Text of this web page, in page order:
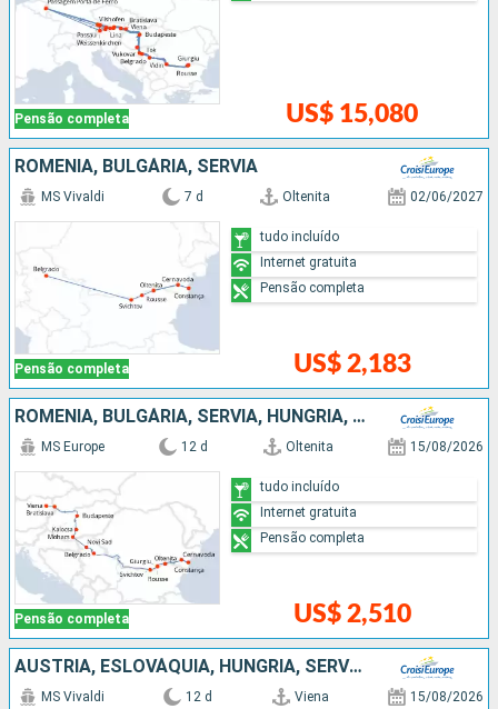
Pensão completa US$ 15,080
ROMÊNIA, BULGÁRIA, SÉRVIA
Pensão completa
MS Vivaldi 7 d Oltenita 02/06/2027
US$ 2,183
tudo incluído
Internet gratuita
Pensão completa
ROMÊNIA, BULGÁRIA, SÉRVIA, HUNGRIA, ESLOVÁQUIA, AUSTRIA
Pensão completa
MS Europe 12 d Oltenita 15/08/2026
US$ 2,510
tudo incluído
Internet gratuita
Pensão completa
AUSTRIA, ESLOVÁQUIA, HUNGRIA, SÉRVIA, BULGÁRIA, ROMÊNIA
MS Vivaldi 12 d Viena 15/08/2026